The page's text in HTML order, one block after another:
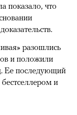
показало, что
разошлись
и положили
Ее последующий
и